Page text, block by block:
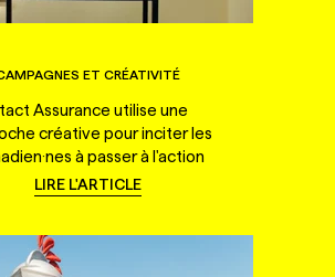
ET CRÉATIVITÉ
Assurance utilise une
créative pour inciter les
à passer à l'action
LIRE L'ARTICLE